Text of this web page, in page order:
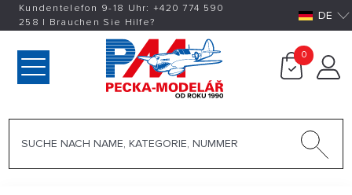
Kundentelefon 9-18 Uhr: +420774 590
258 | Brauchen Sie Hilfe? DE
0